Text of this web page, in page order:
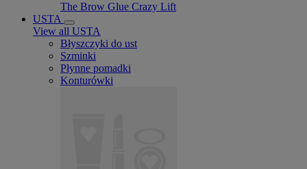
The Brow Glue Crazy Lift
USTA
View all USTA
Błyszczyki do ust
Szminki
Płynne pomadki
Konturówki